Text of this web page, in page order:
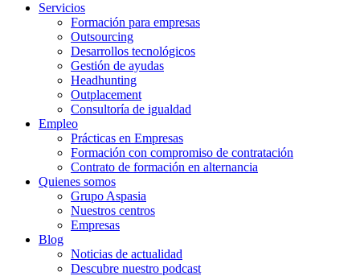
Servicios
Formación para empresas
Outsourcing
Desarrollos tecnológicos
Gestión de ayudas
Headhunting
Outplacement
Consultoría de igualdad
Empleo
Prácticas en Empresas
Formación con compromiso de contratación
Contrato de formación en alternancia
Quienes somos
Grupo Aspasia
Nuestros centros
Empresas
Blog
Noticias de actualidad
Descubre nuestro podcast